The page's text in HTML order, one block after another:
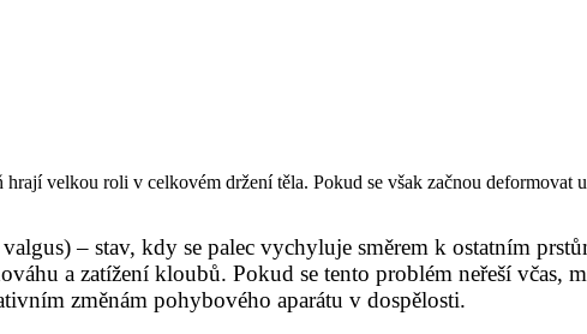
velkou roli v celkovém držení těla. Pokud se však začnou deformovat
– stav, kdy se palec vychyluje směrem k ostatním
a zatížení kloubů. Pokud se tento problém neřeší včas,
změnám pohybového aparátu v dospělosti.